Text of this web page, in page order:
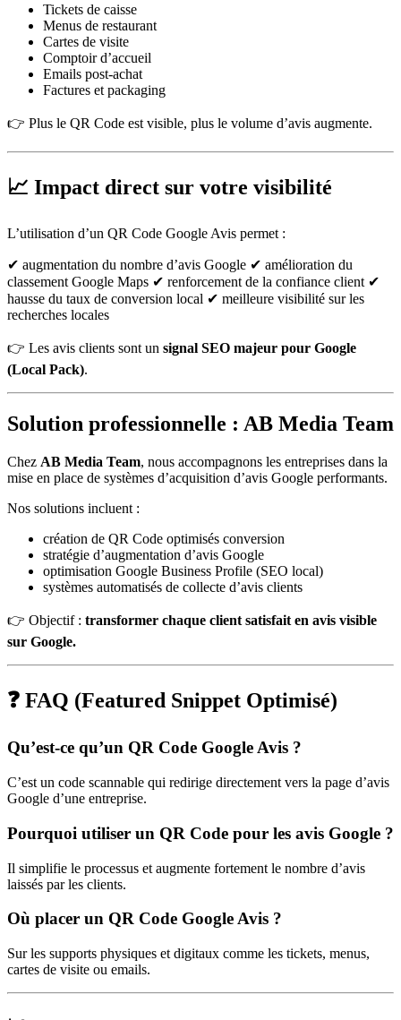
Tickets de caisse
Menus de restaurant
Cartes de visite
Comptoir d’accueil
Emails post-achat
Factures et packaging
👉 Plus le QR Code est visible, plus le volume d’avis augmente.
📈 Impact direct sur votre visibilité
L’utilisation d’un QR Code Google Avis permet :
✔ augmentation du nombre d’avis Google ✔ amélioration du
classement Google Maps ✔ renforcement de la confiance client ✔
hausse du taux de conversion local ✔ meilleure visibilité sur les
recherches locales
👉 Les avis clients sont un signal SEO majeur pour Google
(Local Pack).
Solution professionnelle : AB Media Team
Chez AB Media Team, nous accompagnons les entreprises dans la
mise en place de systèmes d’acquisition d’avis Google performants.
Nos solutions incluent :
création de QR Code optimisés conversion
stratégie d’augmentation d’avis Google
optimisation Google Business Profile (SEO local)
systèmes automatisés de collecte d’avis clients
👉 Objectif : transformer chaque client satisfait en avis visible
sur Google.
❓ FAQ (Featured Snippet Optimisé)
Qu’est-ce qu’un QR Code Google Avis ?
C’est un code scannable qui redirige directement vers la page d’avis
Google d’une entreprise.
Pourquoi utiliser un QR Code pour les avis Google ?
Il simplifie le processus et augmente fortement le nombre d’avis
laissés par les clients.
Où placer un QR Code Google Avis ?
Sur les supports physiques et digitaux comme les tickets, menus,
cartes de visite ou emails.